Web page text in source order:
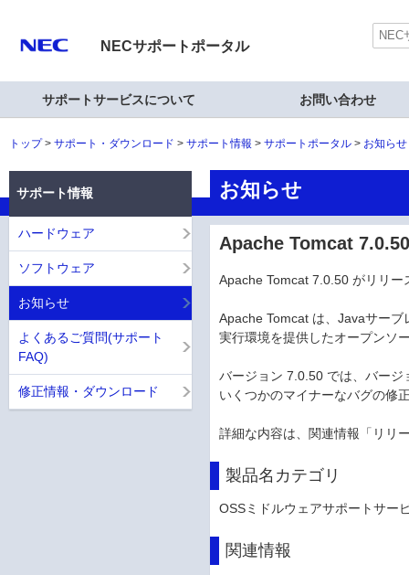
NECサポートポータル
サポートサービスについて お問い合わせ
トップ サポート・ダウンロード サポート情報 サポートポータル お知ら
お知らせ
Apache Tomcat
Apache Tomcat 7.0.50 がリリー
Apache Tomcat は、Javaサー
実行環境を提供したオープンソ
バージョン 7.0.50 では、バージ
いくつかのマイナーなバグの修
詳細な内容は、関連情報「リリ
製品名カテゴリ
OSSミドルウェアサポートサー
関連情報
サポート情報
ハードウェア
ソフトウェア
お知らせ
よくあるご質問(サポート
FAQ)
修正情報・ダウンロード